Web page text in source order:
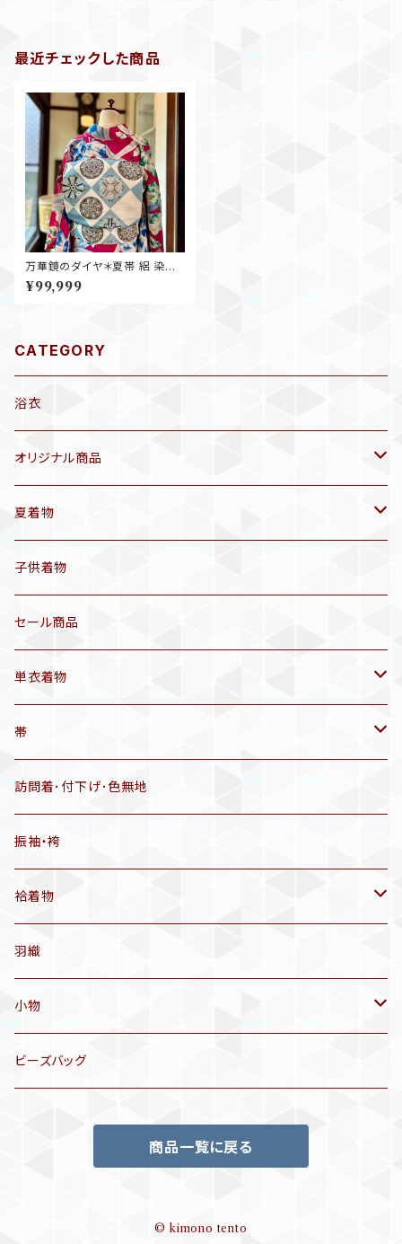
最近チェックした商品
万華鏡のダイヤ＊夏帯 絽 染め
帯 ダイヤ 幾何学 格子 菱 市松
空色 白 スカイブルー ホワイト
¥99,999
CATEGORY
浴衣
オリジナル商品
袷着物(10〜5月頃)
セオα 着物(5〜9月頃)
三分紐
帯揚げ
羽織
半幅帯
有松絞り浴衣(6～9月頃)
夏着物
アンティーク着物
リサイクル着物
子供着物
セール商品
単衣着物
アンティーク着物
リサイクル着物
帯
リサイクル帯
アンティーク帯
アンティーク仕立てかえ帯
名古屋帯
洒落袋帯
袋帯
訪問着･付下げ･色無地
振袖・袴
袷着物
アンティーク着物
リサイクル着物
訪問着、付下げ、色無地
リサイクル色無地
羽織
小物
帯揚げ
ビーズバッグ
商品一覧に戻る
© kimono tento